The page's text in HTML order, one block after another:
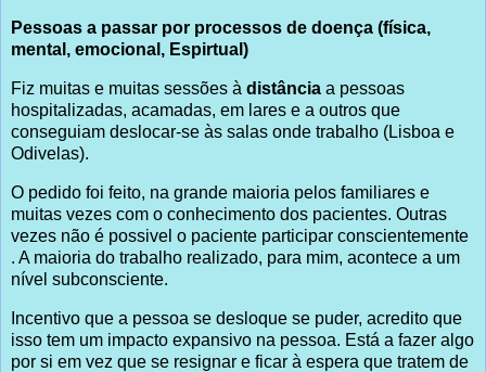
Pessoas a passar por processos de doença (física,
mental, emocional, Espirtual)
Fiz muitas e muitas sessões à distância a pessoas
hospitalizadas, acamadas, em lares e a outros que
conseguiam deslocar-se às salas onde trabalho (Lisboa e
Odivelas).
O pedido foi feito, na grande maioria pelos familiares e
muitas vezes com o conhecimento dos pacientes. Outras
vezes não é possivel o paciente participar conscientemente
. A maioria do trabalho realizado, para mim, acontece a um
nível subconsciente.
Incentivo que a pessoa se desloque se puder, acredito que
isso tem um impacto expansivo na pessoa. Está a fazer algo
por si em vez que se resignar e ficar à espera que tratem de